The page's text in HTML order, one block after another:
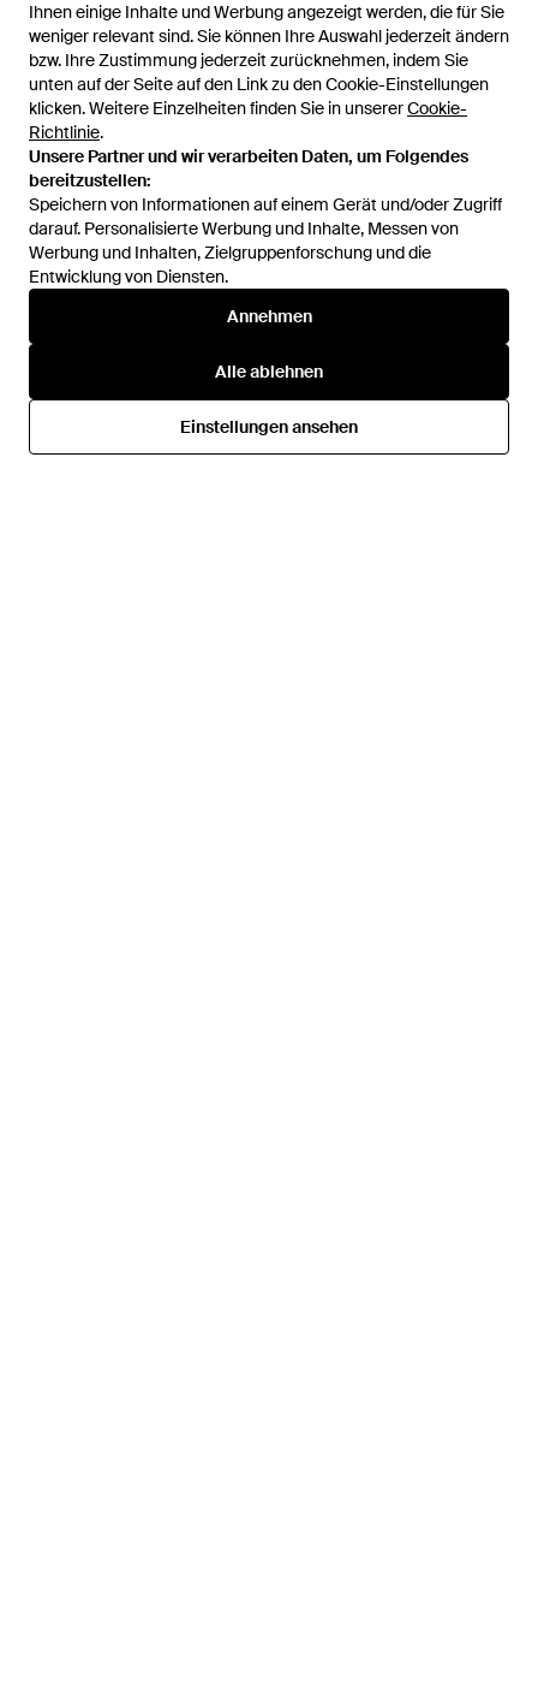
Ihnen einige Inhalte und Werbung angezeigt werden, die für Sie
weniger relevant sind. Sie können Ihre Auswahl jederzeit ändern
bzw. Ihre Zustimmung jederzeit zurücknehmen, indem Sie
unten auf der Seite auf den Link zu den Cookie-Einstellungen
klicken. Weitere Einzelheiten finden Sie in unsererCookie-
Richtlinie.
Unsere Partner und wir verarbeiten Daten, um Folgendes
bereitzustellen:
Speichern von Informationen auf einem Gerät und/oder Zugriff
darauf. Personalisierte Werbung und Inhalte, Messen von
Werbung und Inhalten, Zielgruppenforschung und die
Entwicklung von Diensten.
Annehmen
Alle ablehnen
Einstellungen ansehen
Ihnen einige Inhalte und Werbung angezeigt werden, die für Sie
weniger relevant sind. Sie können Ihre Auswahl jederzeit ändern
bzw. Ihre Zustimmung jederzeit zurücknehmen, indem Sie
unten auf der Seite auf den Link zu den Cookie-Einstellungen
klicken. Weitere Einzelheiten finden Sie in unsererCookie-
Richtlinie.
Unsere Partner und wir verarbeiten Daten, um Folgendes
bereitzustellen:
Speichern von Informationen auf einem Gerät und/oder Zugriff
darauf. Personalisierte Werbung und Inhalte, Messen von
Werbung und Inhalten, Zielgruppenforschung und die
Entwicklung von Diensten.
Annehmen
Alle ablehnen
Einstellungen ansehen
ANDAMANE
91 €
Mini-Kleid - Schwarz